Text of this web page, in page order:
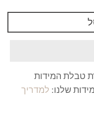
טבלת המידות
שלנו: למדריך